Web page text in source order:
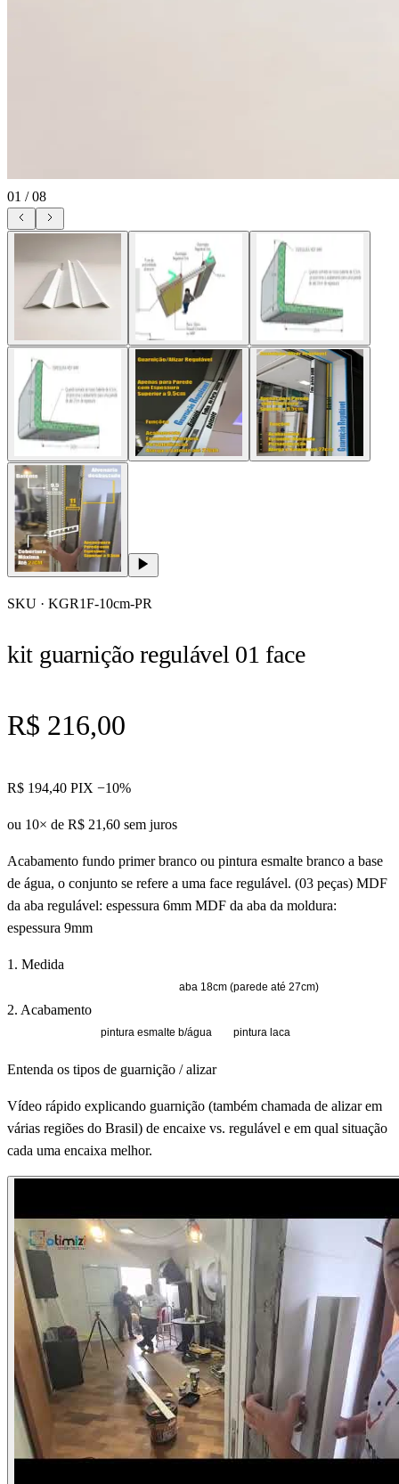
01 /08
SKU · KGR1F-10cm-PR
kit guarnição regulável 01 face
R$ 216,00
R$ 194,40 PIX −10%
ou 10× de R$ 21,60 sem juros
Acabamento fundo primer branco ou pintura esmalte branco a base
de água, o conjunto se refere a uma face regulável. (03 peças) MDF
da aba regulável: espessura 6mm MDF da aba da moldura:
espessura 9mm
1. Medida
aba 18cm (parede até 27cm)
2. Acabamento
pintura esmalte b/água pintura laca
Entenda os tipos de guarnição / alizar
Vídeo rápido explicando guarnição (também chamada de alizar em
várias regiões do Brasil) de encaixe vs. regulável e em qual situação
cada uma encaixa melhor.